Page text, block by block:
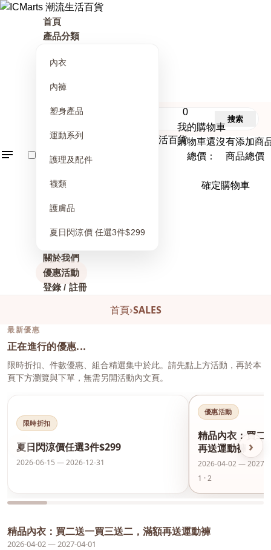
首頁
產品分類
內衣
內褲
塑身產品
運動系列
護理及配件
襪類
護膚品
夏日閃涼價 任選3件$299
關於我們
優惠活動
登錄 / 註冊
0
我的購物車
購物車還沒有添加商
總價： 商品總價
確定購物車
搜索
首頁›SALES
最新優惠
正在進行的優惠...
限時折扣、件數優惠、組合精選集中於此。請先點上方活動，再於本
頁下方瀏覽與下單，無需另開活動內文頁。
‹ ›
限時折扣
夏日閃涼價任選3件$299
2026-06-15 — 2026-12-31
優惠活動
精品內衣：買二
再送運動褲
2026-04-02 — 2027-
1 · 2
精品內衣：買二送一買三送二，滿額再送運動褲
2026-04-02 — 2027-04-01